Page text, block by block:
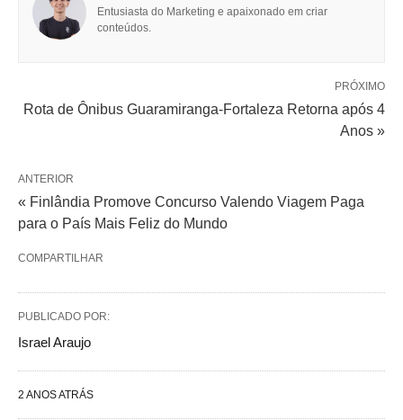
Entusiasta do Marketing e apaixonado em criar
conteúdos.
PRÓXIMO
Rota de Ônibus Guaramiranga-Fortaleza Retorna após 4
Anos »
ANTERIOR
« Finlândia Promove Concurso Valendo Viagem Paga
para o País Mais Feliz do Mundo
COMPARTILHAR
PUBLICADO POR:
Israel Araujo
2 ANOS ATRÁS